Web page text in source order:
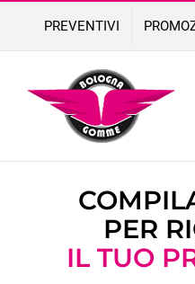
content
PREVENTIVI
PER
IL TUO